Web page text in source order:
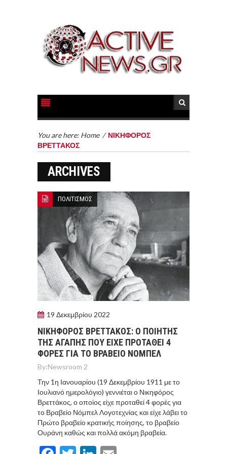
You are here: Home / ΝΙΚΗΦΟΡΟΣ
ΒΡΕΤΤΑΚΟΣ
ARCHIVES
ΠΟΛΙΤΙΣΜΟΣ
19 Δεκεμβρίου 2022
ΝΙΚΗΦΟΡΟΣ ΒΡΕΤΤΑΚΟΣ: Ο ΠΟΙΗΤΗΣ
ΤΗΣ ΑΓΑΠΗΣ ΠΟΥ ΕΙΧΕ ΠΡΟΤΑΘΕΙ 4
ΦΟΡΕΣ ΓΙΑ ΤΟ ΒΡΑΒΕΙΟ ΝΟΜΠΕΛ
By:Newsroom 2
Την 1η Ιανουαρίου (19 Δεκεμβρίου 1911 με το
Ιουλιανό ημερολόγιο) γεννιέται ο Νικηφόρος
Βρεττάκος, ο οποίος είχε προταθεί 4 φορές για
το Βραβείο Νόμπελ Λογοτεχνίας και είχε λάβει το
Πρώτο βραβείο κρατικής ποίησης, το βραβείο
Ουράνη καθώς και πολλά ακόμη βραβεία.